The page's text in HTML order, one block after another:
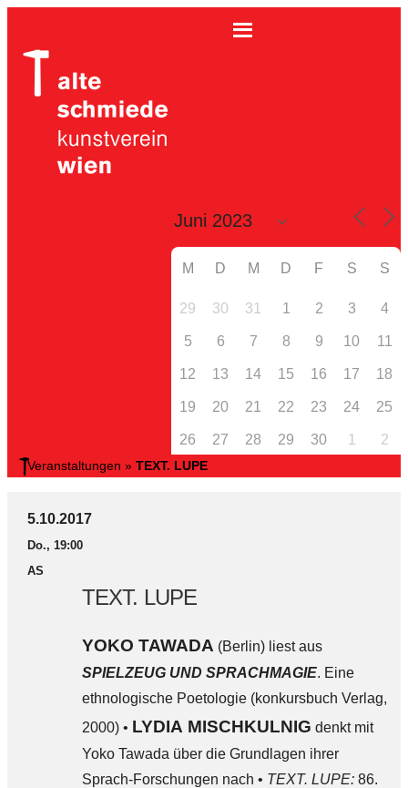
M D M D F S S
29 30 31 1 2 3 4
5 6 7 8 9 10 11
12 13 14 15 16 17 18
19 20 21 22 23 24 25
26 27 28 29 30 1 2
Veranstaltungen » TEXT. LUPE
5.10.2017
Do., 19:00
AS
TEXT. LUPE
YOKO TAWADA (Berlin) liest aus
SPIELZEUG UND SPRACHMAGIE. Eine
ethnologische Poetologie (konkursbuch Verlag,
2000) • LYDIA MISCHKULNIG denkt mit
Yoko Tawada über die Grundlagen ihrer
Sprach-Forschungen nach • TEXT. LUPE:86.